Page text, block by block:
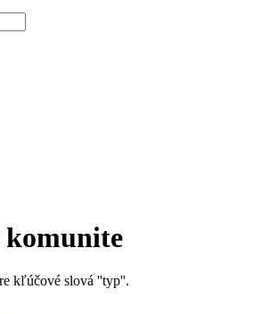
kľúčové slová ''typ''.